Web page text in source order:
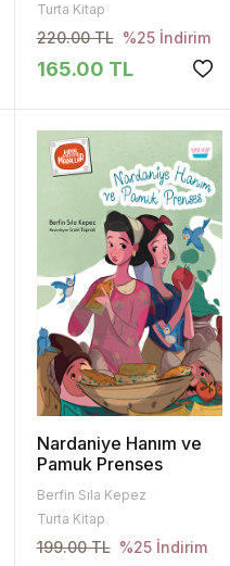
Turta Kitap
220.00 TL %25 İndirim
165.00 TL
Nardaniye Hanım ve
Pamuk Prenses
Berfin Sıla Kepez
Turta Kitap
199.00 TL %25 İndirim